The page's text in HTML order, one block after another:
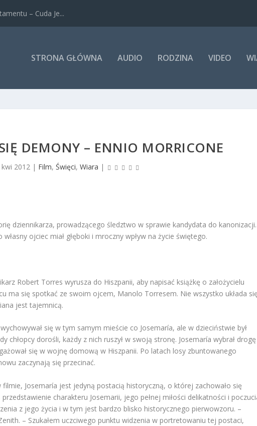
– Cuda Je...
STRONA GŁÓWNA AUDIO RODZINA VIDEO
DEMONY – ENNIO MORRICONE
kwi 2012 | Film,Święci,Wiara |
dziennikarza, prowadzącego śledztwo w sprawie kandydata do kanonizacji.
ojciec miał głęboki i mroczny wpływ na życie świętego.
Robert Torres wyrusza do Hiszpanii, aby napisać książkę o założycielu
ma się spotkać ze swoim ojcem, Manolo Torresem. Nie wszystko układa
jest tajemnicą.
się w tym samym mieście co Josemaría, ale w dzieciństwie był
chłopcy dorośli, każdy z nich ruszył w swoją stronę. Josemaría wybrał drogę
się w wojnę domową w Hiszpanii. Po latach losy zbuntowanego
zaczynają się przecinać.
Josemaría jest jedyną postacią historyczną, o której zachowało się
charakteru Josemarii, jego pełnej miłości delikatności i
z jego życia i w tym jest bardzo blisko historycznego pierwowzoru. –
– Szukałem uczciwego punktu widzenia w portretowaniu tej postaci,